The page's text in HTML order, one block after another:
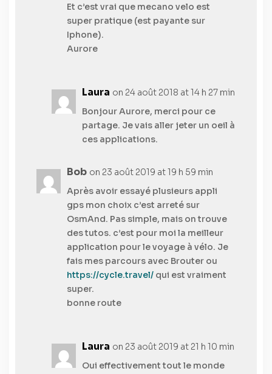
Et c’est vrai que mecano velo est
super pratique (est payante sur
Iphone).
Aurore
Laura on 24 août 2018 at 14 h 27 min
Bonjour Aurore, merci pour ce
partage. Je vais aller jeter un oeil à
ces applications.
Bob on 23 août 2019 at 19 h 59 min
Après avoir essayé plusieurs appli
gps mon choix c’est arreté sur
OsmAnd. Pas simple, mais on trouve
des tutos. c’est pour moi la meilleur
application pour le voyage à vélo. Je
fais mes parcours avec Brouter ou
https://cycle.travel/ qui est vraiment
super.
bonne route
Laura on 23 août 2019 at 21 h 10 min
Oui effectivement tout le monde